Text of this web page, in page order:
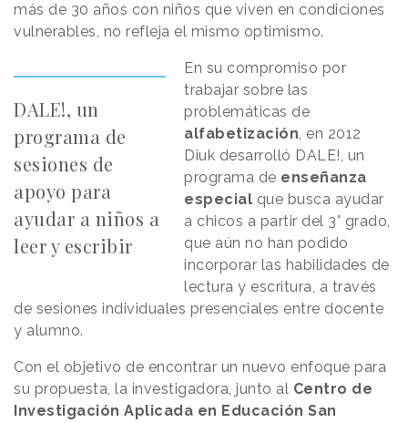
más de 30 años con niños que viven en condiciones
vulnerables, no refleja el mismo optimismo.
DALE!, un
programa de
sesiones de
apoyo para
ayudar a niños a
leer y escribir
En su compromiso por
trabajar sobre las
problemáticas de
alfabetización, en 2012
Diuk desarrolló DALE!, un
programa de enseñanza
especial que busca ayudar
a chicos a partir del 3° grado,
que aún no han podido
incorporar las habilidades de
lectura y escritura, a través
de sesiones individuales presenciales entre docente
y alumno.
Con el objetivo de encontrar un nuevo enfoque para
su propuesta, la investigadora, junto al Centro de
Investigación Aplicada en Educación San